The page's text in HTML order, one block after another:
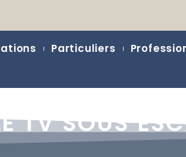
Particuliers
TV SOUS